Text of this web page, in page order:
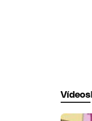
Vídeos